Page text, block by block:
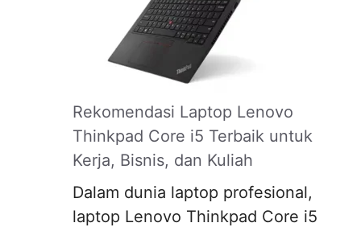
Rekomendasi Laptop Lenovo
Thinkpad Core i5 Terbaik untuk
Kerja, Bisnis, dan Kuliah
Dalam dunia laptop profesional,
laptop Lenovo Thinkpad Core i5